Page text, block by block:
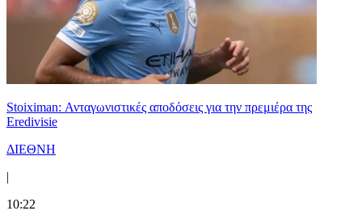
Stoiximan: Ανταγωνιστικές αποδόσεις για την πρεμιέρα της
Eredivisie
ΔΙΕΘΝΗ
|
10:22